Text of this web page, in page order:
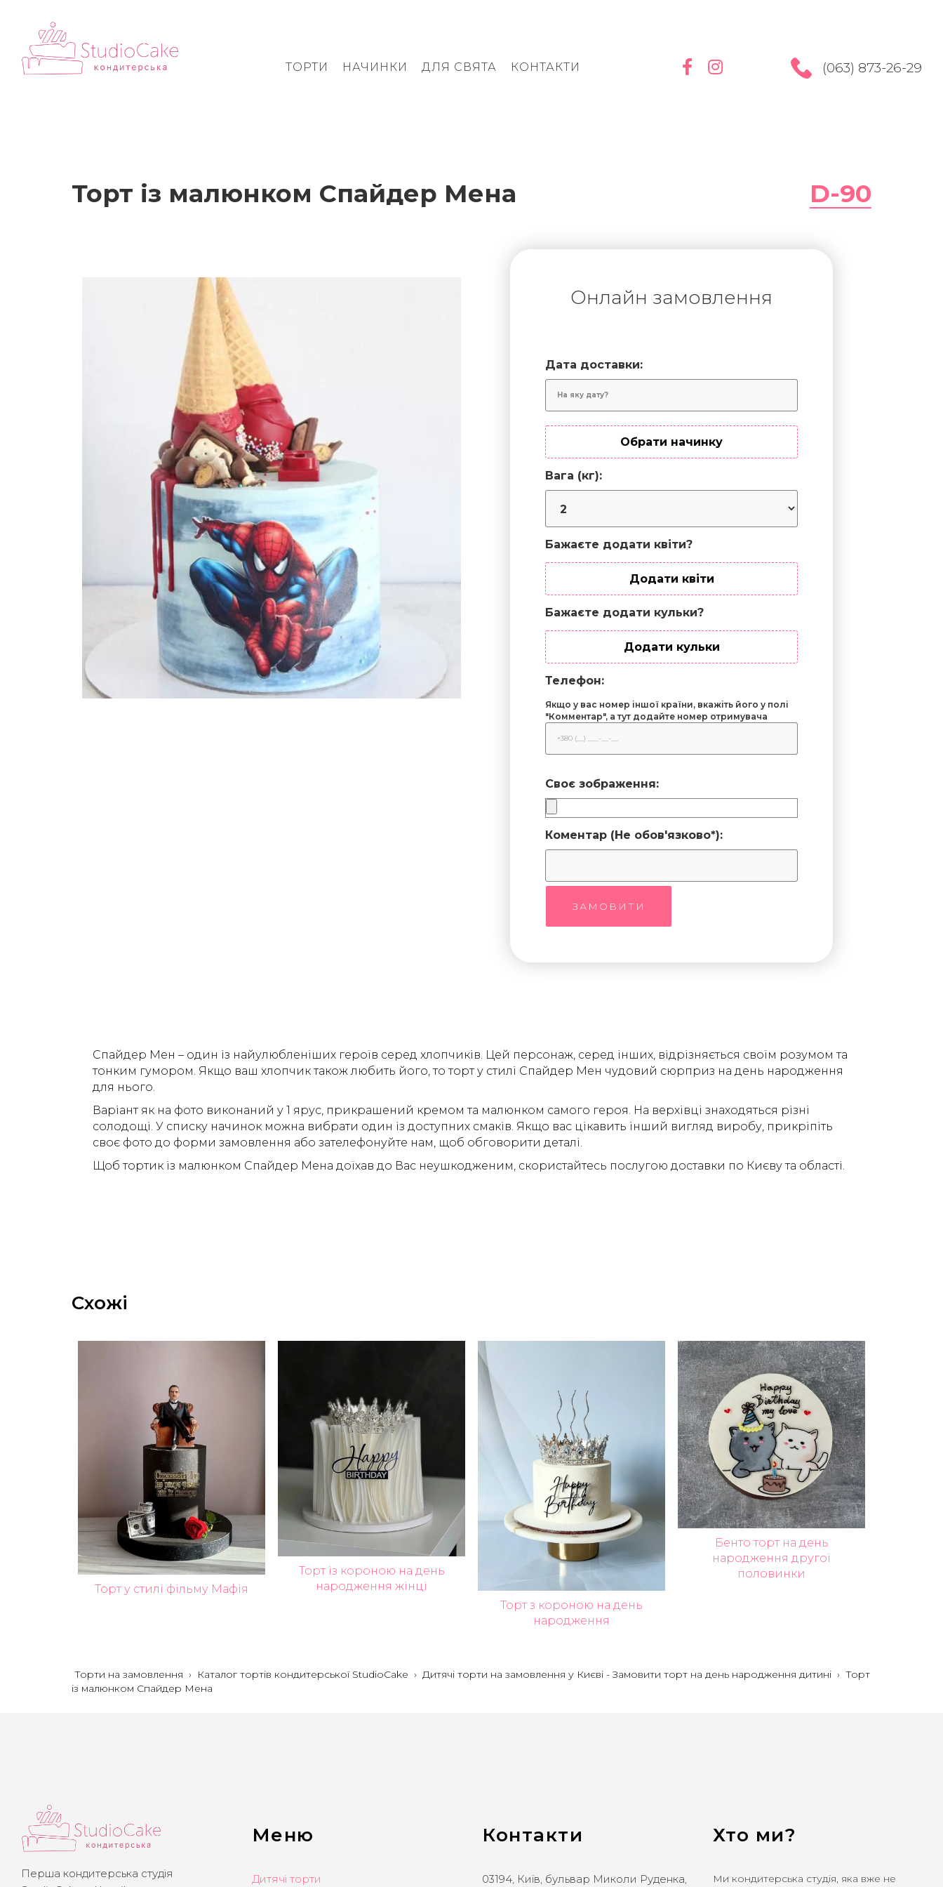
ТОРТИ НАЧИНКИ ДЛЯ СВЯТА КОНТАКТИ (063) 873-26-29
Торт із малюнком Спайдер Мена D-90
Онлайн замовлення
Дата доставки:
Обрати начинку
Вага (кг):
Бажаєте додати квіти?
Додати квіти
Бажаєте додати кульки?
Додати кульки
Телефон:
Якщо у вас номер іншої країни, вкажіть його у полі
"Комментар", а тут додайте номер отримувача
Своє зображення:
Коментар (Не обов'язково*):
Спайдер Мен – один із найулюбленіших героїв серед хлопчиків. Цей персонаж, серед інших, відрізняється своїм розумом та
тонким гумором. Якщо ваш хлопчик також любить його, то торт у стилі Спайдер Мен чудовий сюрприз на день народження
для нього.
Варіант як на фото виконаний у 1 ярус, прикрашений кремом та малюнком самого героя. На верхівці знаходяться різні
солодощі. У списку начинок можна вибрати один із доступних смаків. Якщо вас цікавить інший вигляд виробу, прикріпіть
своє фото до форми замовлення або зателефонуйте нам, щоб обговорити деталі.
Щоб тортик із малюнком Спайдер Мена доїхав до Вас неушкодженим, скористайтесь послугою доставки по Києву та області.
Схожі
Торт у стилі фільму Мафія
Торт із короною на день
народження жінці
Торт з короною на день
народження
Бенто торт на день
народження другої
половинки
Торти на замовлення › Каталог тортів кондитерської StudioCake › Дитячі торти на замовлення у Києві - Замовити торт на день народження дитині › Торт
із малюнком Спайдер Мена
Перша кондитерська студія
Меню
Дитячі торти
Контакти
03194, Київ, бульвар Миколи Руденка,
Хто ми?
Ми кондитерська студія, яка вже не